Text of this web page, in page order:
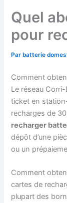
Quel
pour
Par batterie
Comment
Le réseau
ticket en
recharges de
recharger
dépôt d’une
ou un
Comment
cartes de
plupart des